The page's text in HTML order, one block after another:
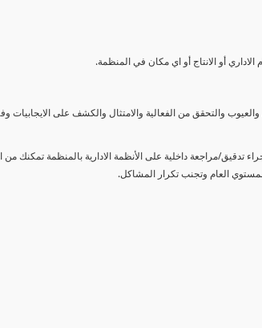
أو الانتاج أو اي مكان في المنظمة.
والتحقق من الفعالية والامتثال والكشف على
تدقيق/مراجعة داخلية على الأنظمة الادارية بالمنظمة تمكنك
العام وتجنب تكرار المشاكل.